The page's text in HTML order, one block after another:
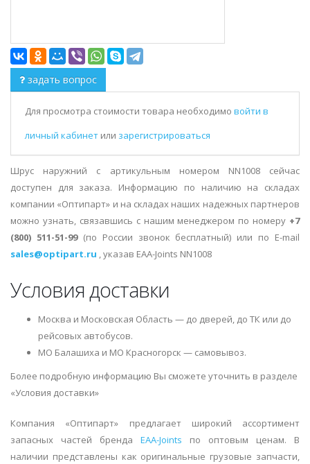
задать вопрос
Для просмотра стоимости товара необходимо войти в
личный кабинет или зарегистрироваться
Шрус наружний с артикульным номером NN1008 сейчас
доступен для заказа. Информацию по наличию на складах
компании «Оптипарт» и на складах наших надежных партнеров
можно узнать, связавшись с нашим менеджером по номеру +7
(800) 511-51-99(по России звонок бесплатный) или по E-mail
sales@optipart.ru , указав EAA-Joints NN1008
Условия доставки
Москва и Московская Область — до дверей, до ТК или до
рейсовых автобусов.
МО Балашиха и МО Красногорск — самовывоз.
Более подробную информацию Вы сможете уточнить в разделе
«Условия доставки»
Компания «Оптипарт» предлагает широкий ассортимент
запасных частей бренда EAA-Joints по оптовым ценам. В
наличии представлены как оригинальные грузовые запчасти,